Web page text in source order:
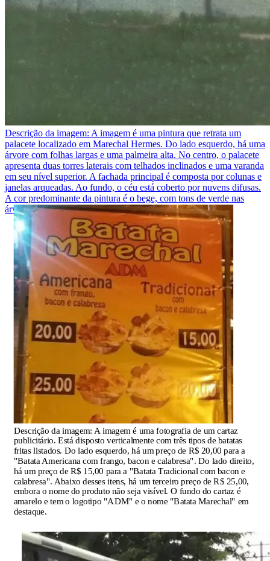
Descrição da imagem: A imagem é uma pintura que retrata um
palacete localizado em Marechal Hermes. Do lado esquerdo, há uma
árvore com folhas largas e uma palmeira alta. No centro, o palacete
apresenta duas torres laterais com telhados inclinados e uma varanda
em seu nível superior. A fachada principal é composta por colunas e
janelas arqueadas. Ao fundo, o céu está coberto por nuvens difusas.
A cor predominante da pintura é o bege, com tons de verde nas
árvores e azul claro no céu.
Descrição da imagem: A imagem é uma fotografia de um cartaz
publicitário. Está disposto verticalmente com três tipos de batatas
fritas listados. Do lado esquerdo, há um preço de R$ 20,00 para a
"Batata Americana com frango, bacon e calabresa". Do lado direito,
há um preço de R$ 15,00 para a "Batata Tradicional com bacon e
calabresa". Abaixo desses itens, há um terceiro preço de R$ 25,00,
embora o nome do produto não seja visível. O fundo do cartaz é
amarelo e tem o logotipo "ADM" e o nome "Batata Marechal" em
destaque.